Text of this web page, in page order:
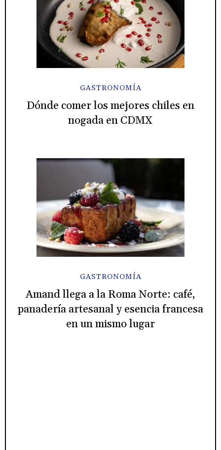
GASTRONOMÍA
Dónde comer los mejores chiles en
nogada en CDMX
GASTRONOMÍA
Amand llega a la Roma Norte: café,
panadería artesanal y esencia francesa
en un mismo lugar